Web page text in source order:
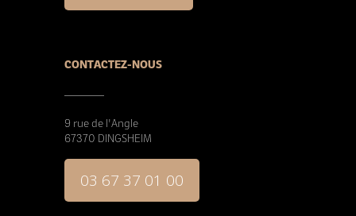
CONTACTEZ-NOUS
9 rue de l'Angle
67370 DINGSHEIM
03 67 37 01 00